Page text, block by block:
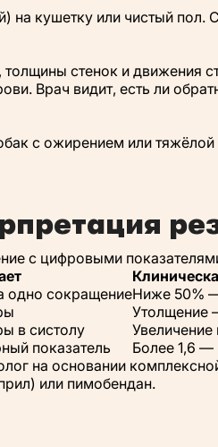
кушетку или чистый пол.
стенок и движения
Врач видит, есть ли
с ожирением или
с цифровыми
одно сокращениеНиже 50% —
Утолщение
в систолу
Увеличение
показатель
Более 1,6 —
на основании
или пимобендан.